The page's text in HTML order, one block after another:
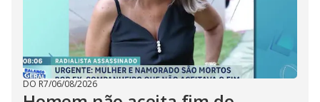
DO R7/06/08/2026